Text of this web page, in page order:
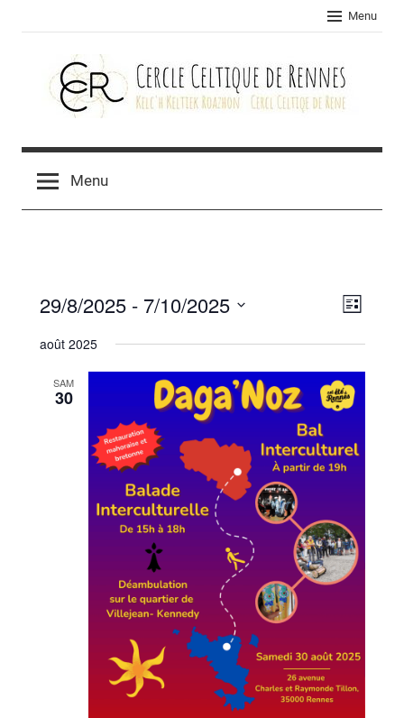
Menu
Cercle
celtique
Menu
par
Liste
29/8/2025 - 7/10/2025
date.
août 2025
SAM
30